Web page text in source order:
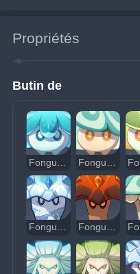
Propriétés
Butin de
Fongus Cryo tournoyant Fongus Pyro extensible